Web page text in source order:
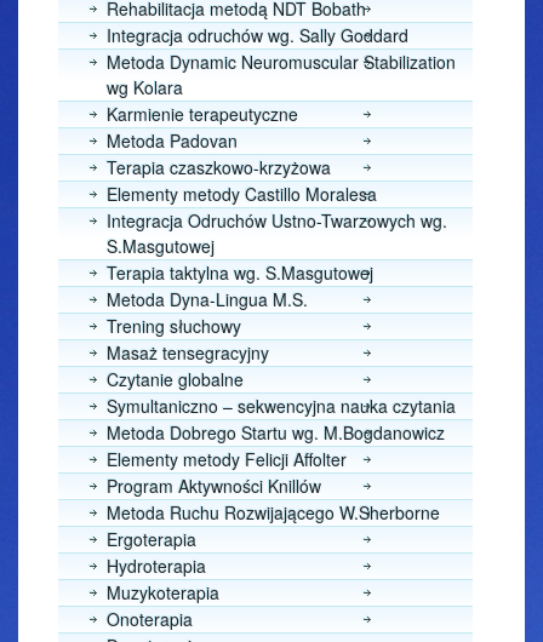
Rehabilitacja metodą NDT Bobath
Integracja odruchów wg. Sally Goddard
Metoda Dynamic Neuromuscular Stabilization
wg Kolara
Karmienie terapeutyczne
Metoda Padovan
Terapia czaszkowo-krzyżowa
Elementy metody Castillo Moralesa
Integracja Odruchów Ustno-Twarzowych wg.
S.Masgutowej
Terapia taktylna wg. S.Masgutowej
Metoda Dyna-Lingua M.S.
Trening słuchowy
Masaż tensegracyjny
Czytanie globalne
Symultaniczno – sekwencyjna nauka czytania
Metoda Dobrego Startu wg. M.Bogdanowicz
Elementy metody Felicji Affolter
Program Aktywności Knillów
Metoda Ruchu Rozwijającego W.Sherborne
Ergoterapia
Hydroterapia
Muzykoterapia
Onoterapia